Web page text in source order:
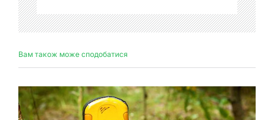
Вам також може сподобатися